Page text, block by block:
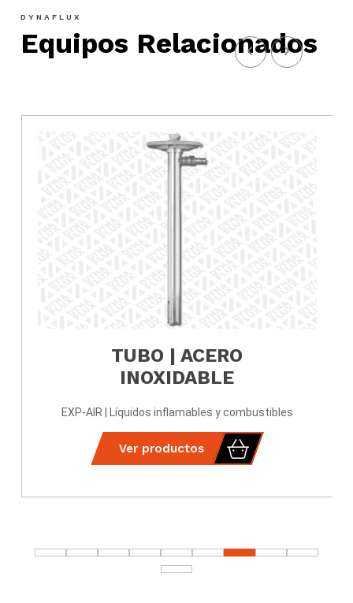
DYNAFLUX
Equipos Relacionados
TUBO | ACERO
INOXIDABLE
EXP-AIR | Líquidos inflamables y combustibles
Ver productos